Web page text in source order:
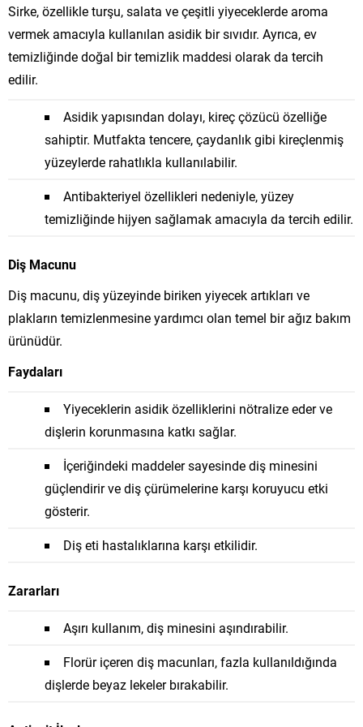
Sirke, özellikle turşu, salata ve çeşitli yiyeceklerde aroma
vermek amacıyla kullanılan asidik bir sıvıdır. Ayrıca, ev
temizliğinde doğal bir temizlik maddesi olarak da tercih
edilir.
Asidik yapısından dolayı, kireç çözücü özelliğe
sahiptir. Mutfakta tencere, çaydanlık gibi kireçlenmiş
yüzeylerde rahatlıkla kullanılabilir.
Antibakteriyel özellikleri nedeniyle, yüzey
temizliğinde hijyen sağlamak amacıyla da tercih edilir.
Diş Macunu
Diş macunu, diş yüzeyinde biriken yiyecek artıkları ve
plakların temizlenmesine yardımcı olan temel bir ağız bakım
ürünüdür.
Faydaları
Yiyeceklerin asidik özelliklerini nötralize eder ve
dişlerin korunmasına katkı sağlar.
İçeriğindeki maddeler sayesinde diş minesini
güçlendirir ve diş çürümelerine karşı koruyucu etki
gösterir.
Diş eti hastalıklarına karşı etkilidir.
Zararları
Aşırı kullanım, diş minesini aşındırabilir.
Florür içeren diş macunları, fazla kullanıldığında
dişlerde beyaz lekeler bırakabilir.